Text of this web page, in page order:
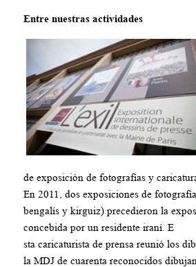
Entre nuestras actividades
de exposición de fotografías y
En 2011, dos exposiciones de
bengalís y kirguiz) precedieron la
concebida por un residente iraní. E
sta caricaturista de prensa reunió los
la MDJ de cuarenta reconocidos